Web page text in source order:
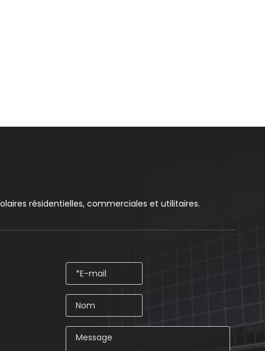
résidentielles, commerciales et utilitaires.